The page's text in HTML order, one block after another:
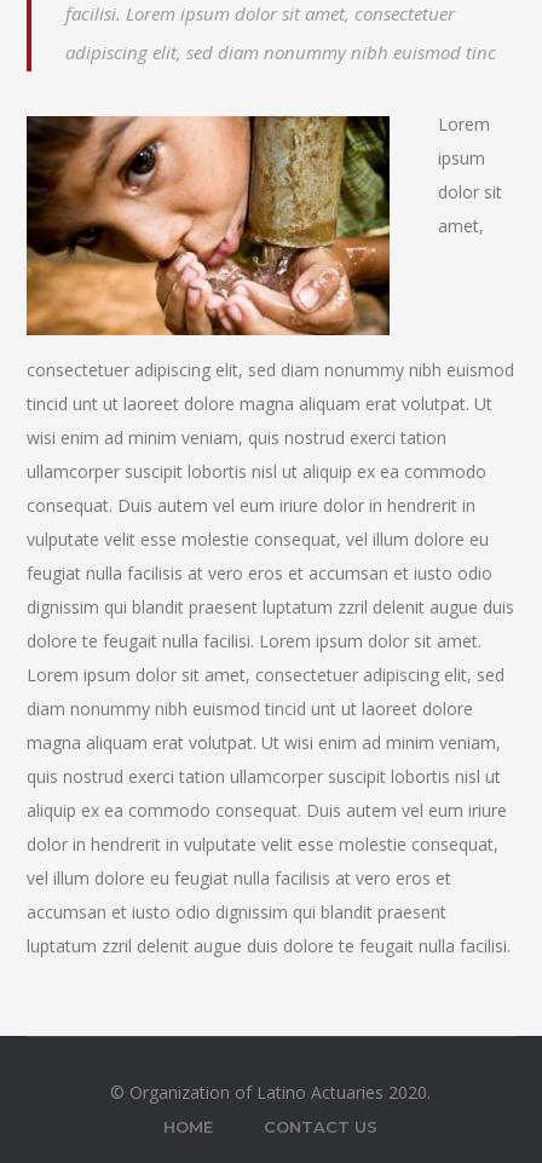
facilisi. Lorem ipsum dolor sit amet, consectetuer
adipiscing elit, sed diam nonummy nibh euismod tinc
Lorem
ipsum
dolor sit
amet,
consectetuer adipiscing elit, sed diam nonummy nibh euismod
tincid unt ut laoreet dolore magna aliquam erat volutpat. Ut
wisi enim ad minim veniam, quis nostrud exerci tation
ullamcorper suscipit lobortis nisl ut aliquip ex ea commodo
consequat. Duis autem vel eum iriure dolor in hendrerit in
vulputate velit esse molestie consequat, vel illum dolore eu
feugiat nulla facilisis at vero eros et accumsan et iusto odio
dignissim qui blandit praesent luptatum zzril delenit augue duis
dolore te feugait nulla facilisi. Lorem ipsum dolor sit amet.
Lorem ipsum dolor sit amet, consectetuer adipiscing elit, sed
diam nonummy nibh euismod tincid unt ut laoreet dolore
magna aliquam erat volutpat. Ut wisi enim ad minim veniam,
quis nostrud exerci tation ullamcorper suscipit lobortis nisl ut
aliquip ex ea commodo consequat. Duis autem vel eum iriure
dolor in hendrerit in vulputate velit esse molestie consequat,
vel illum dolore eu feugiat nulla facilisis at vero eros et
accumsan et iusto odio dignissim qui blandit praesent
luptatum zzril delenit augue duis dolore te feugait nulla facilisi.
© Organization of Latino Actuaries 2020.
HOME CONTACT US